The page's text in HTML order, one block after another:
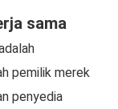
sama
pemilik merek
penyedia